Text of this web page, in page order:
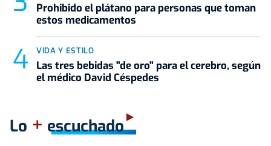
Prohibido el plátano para personas que toman
estos medicamentos
VIDA Y ESTILO
Las tres bebidas "de oro" para el cerebro, según
el médico David Céspedes
Lo + escuchado